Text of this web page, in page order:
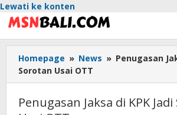
Lewati ke konten
Homepage » News » Penugasan
Sorotan Usai OTT
Penugasan Jaksa di KPK